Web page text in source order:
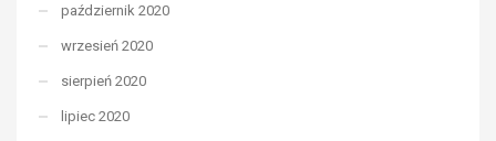
październik 2020
wrzesień 2020
sierpień 2020
lipiec 2020